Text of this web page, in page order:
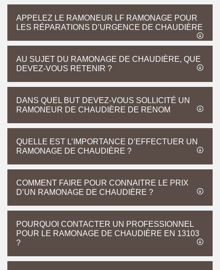
APPELEZ LE RAMONEUR LF RAMONAGE POUR
LES RÉPARATIONS D’URGENCE DE CHAUDIÈRE
AU SUJET DU RAMONAGE DE CHAUDIÈRE, QUE
DEVEZ-VOUS RETENIR ?
DANS QUEL BUT DEVEZ-VOUS SOLLICITÉ UN
RAMONEUR DE CHAUDIÈRE DE RENOM
QUELLE EST L’IMPORTANCE D’EFFECTUER UN
RAMONAGE DE CHAUDIÈRE ?
COMMENT FAIRE POUR CONNAITRE LE PRIX
D’UN RAMONAGE DE CHAUDIÈRE ?
POURQUOI CONTACTER UN PROFESSIONNEL
POUR LE RAMONAGE DE CHAUDIÈRE EN 13103
?